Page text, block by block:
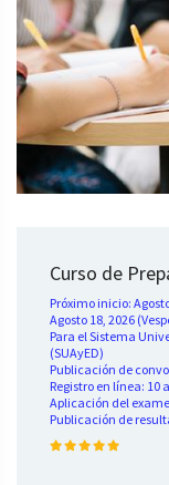
Curso de
Próximo inicio:
Agosto 18, 2026
Para el Sistema
(SUAyED)
Publicación de
Registro en línea: 10
Aplicación del
Publicación de